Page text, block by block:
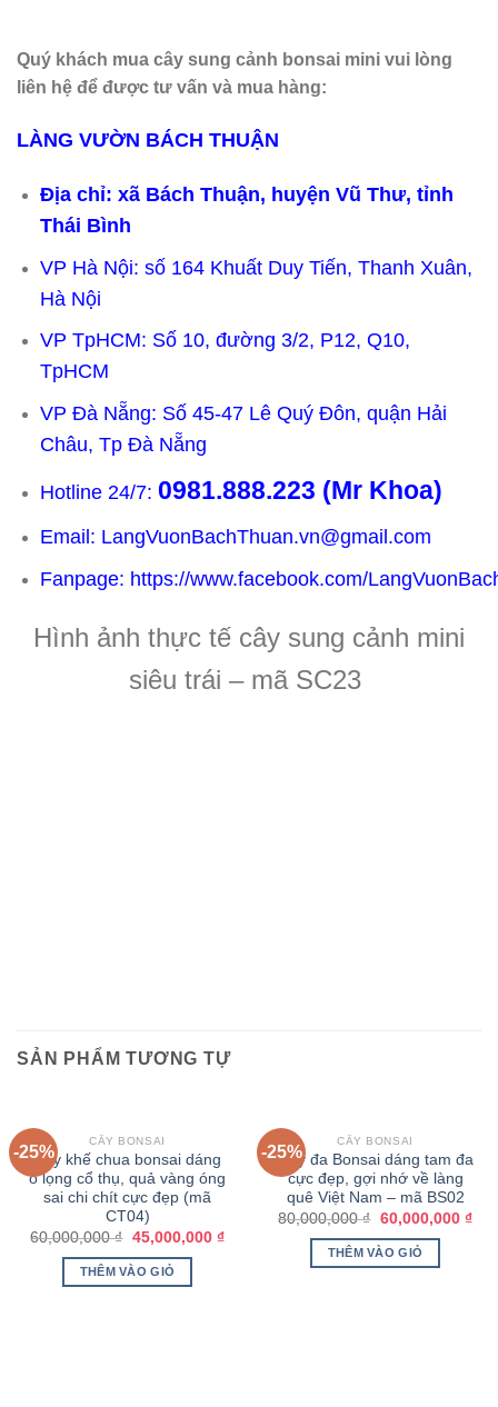
Quý khách mua cây sung cảnh bonsai mini vui lòng
liên hệ để được tư vấn và mua hàng:
LÀNG VƯỜN BÁCH THUẬN
Địa chỉ: xã Bách Thuận, huyện Vũ Thư, tỉnh
Thái Bình
VP Hà Nội: số 164 Khuất Duy Tiến, Thanh Xuân,
Hà Nội
VP TpHCM: Số 10, đường 3/2, P12, Q10,
TpHCM
VP Đà Nẵng: Số 45-47 Lê Quý Đôn, quận Hải
Châu, Tp Đà Nẵng
Hotline 24/7: 0981.888.223 (Mr Khoa)
Email: LangVuonBachThuan.vn@gmail.com
Fanpage: https://www.facebook.com/
Hình ảnh thực tế cây sung cảnh mini
siêu trái – mã SC23
SẢN PHẨM TƯƠNG TỰ
-25%
CÂY BONSAI
Cây khế chua bonsai dáng
ô lọng cổ thụ, quả vàng óng
sai chi chít cực đẹp (mã
CT04)
60,000,000₫ 45,000,000 ₫
THÊM VÀO GIỎ
-25%
CÂY BONSAI
Cây đa Bonsai dáng tam đa
cực đẹp, gợi nhớ về làng
quê Việt Nam – mã BS02
80,000,000₫ 60,000,000 ₫
THÊM VÀO GIỎ